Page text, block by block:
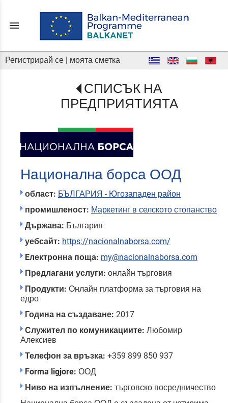
menu
Регистрирай се | моята сметка
СПИСЪК НА
ПРЕДПРИЯТИЯТА
Национална борса ООД
област: БЪЛГАРИЯ - Югозападен район
промишленост: Маркетинг в селското стопанство
Държава: България
уебсайт: https://nacionalnaborsa.com/
Eлектронна поща: my@nacionalnaborsa.com
Предлагани услуги: онлайн търговия
Продукти: Онлайн платформа за търговия на
едро
Година на създаване: 2017
Служител по комуникациите: Любомир
Алексиев
Телефон за връзка: +359 899 850 937
Forma ligjore: ООД
Ниво на изпълнение: търговско посредничество